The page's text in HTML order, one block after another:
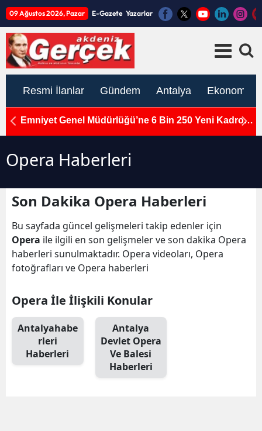
09 Ağustos 2026, Pazar E-Gazete Yazarlar
Resmi İlanlar Gündem Antalya Ekonomi
Emniyet Genel Müdürlüğü’ne 6 Bin 250 Yeni Kadro!
Opera Haberleri
Son Dakika Opera Haberleri
Bu sayfada güncel gelişmeleri takip edenler için
Opera ile ilgili en son gelişmeler ve son dakika Opera
haberleri sunulmaktadır. Opera videoları, Opera
fotoğrafları ve Opera haberleri
Opera İle İlişkili Konular
Antalyahabe
rleri
Haberleri
Antalya
Devlet Opera
Ve Balesi
Haberleri